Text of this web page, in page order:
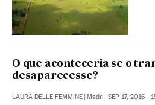
O que aconteceria se o
desaparecesse?
LAURA DELLE FEMMINE | Madri | SEP 17, 2016 -